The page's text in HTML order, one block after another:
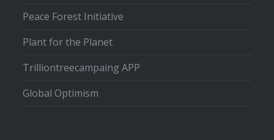
Peace Forest Initiative
Plant for the Planet
Trilliontreecampaing APP
Global Optimism